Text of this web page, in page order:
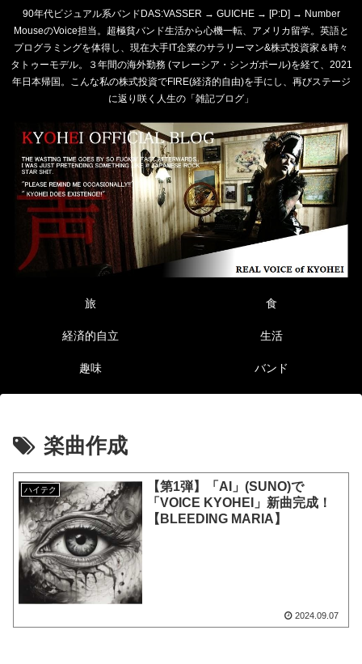
90年代ビジュアル系バンドDAS:VASSER → GUICHE → [P:D] → Number
MouseのVoice担当。超極貧バンド生活から心機一転、アメリカ留学。英語と
プログラミングを体得し、現在大手IT企業のサラリーマン&株式投資家＆時々
タトゥーモデル。３年間の海外勤務 (マレーシア・シンガポール)を経て、2021
年日本帰国。こんな私の株式投資でFIRE(経済的自由)を手にし、再びステージ
に返り咲く人生の「雑記ブログ」
旅 食
経済的自立 生活
趣味 バンド
楽曲作成
ハイテク
【第1弾】「AI」(SUNO)で
「VOICE KYOHEI」新曲完成！
【BLEEDING MARIA】
2024.09.07